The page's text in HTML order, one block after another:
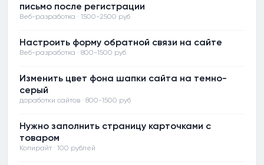
письмо после регистрации
Веб-разработка · 1500-2500 руб
Настроить форму обратной связи на сайте
Веб-разработка · 800-1500 руб
Изменить цвет фона шапки сайта на темно-
серый
доработки сайтов · 800-1500 руб
Нужно заполнить страницу карточками с
товаром
Копирайт · 100 рублей